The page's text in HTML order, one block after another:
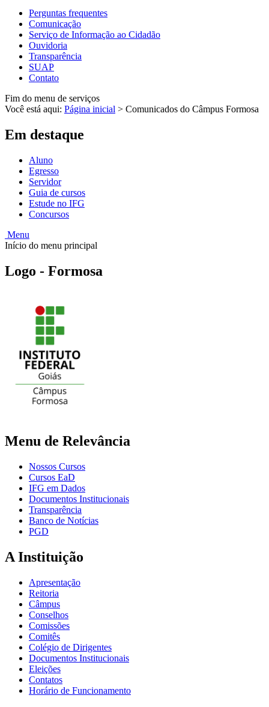
Perguntas frequentes
Comunicação
Serviço de Informação ao Cidadão
Ouvidoria
Transparência
SUAP
Contato
Fim do menu de serviços
Você está aqui: Página inicial > Comunicados do Câmpus Formosa
Em destaque
Aluno
Egresso
Servidor
Guia de cursos
Estude no IFG
Concursos
Menu
Início do menu principal
Logo - Formosa
Menu de Relevância
Nossos Cursos
Cursos EaD
IFG em Dados
Documentos Institucionais
Transparência
Banco de Notícias
PGD
A Instituição
Apresentação
Reitoria
Câmpus
Conselhos
Comissões
Comitês
Colégio de Dirigentes
Documentos Institucionais
Eleições
Contatos
Horário de Funcionamento